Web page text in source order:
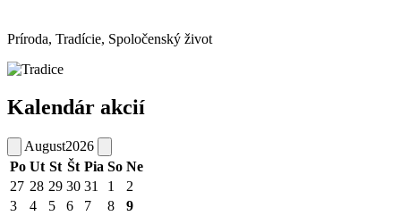
Príroda, Tradície, Spoločenský život
Kalendár akcií
August2026
Po Ut St Št Pia So Ne
27 28 29 30 31 1
2
3
4 5 6 7 8
9